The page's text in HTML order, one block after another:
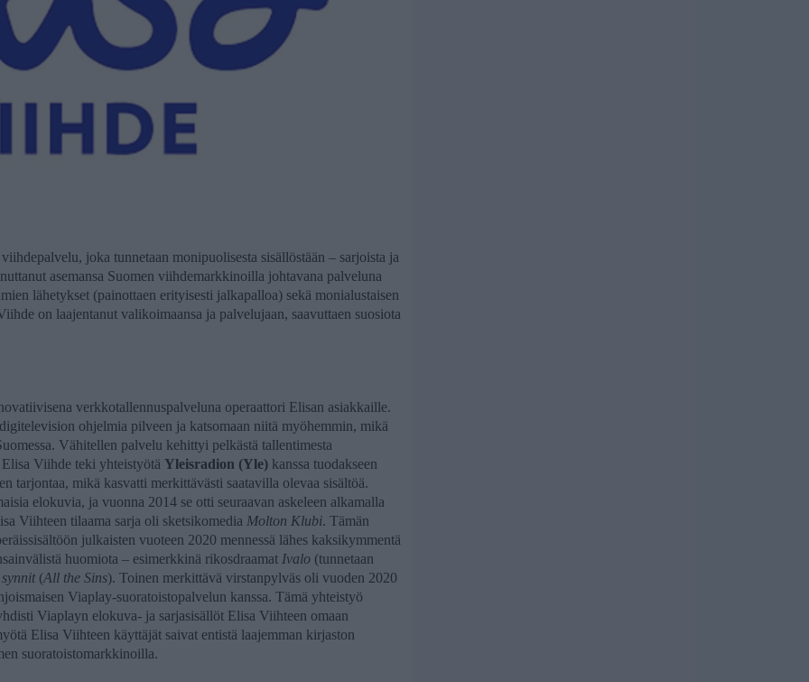
joka tunnetaan monipuolisesta sisällöstään – sarjoista ja
asemansa Suomen viihdemarkkinoilla johtavana palveluna
lähetykset (painottaen erityisesti jalkapalloa) sekä monialustaisen
on laajentanut valikoimaansa ja palvelujaan, saavuttaen suosiota
verkkotallennuspalveluna operaattori Elisan asiakkaille.
ohjelmia pilveen ja katsomaan niitä myöhemmin, mikä
Vähitellen palvelu kehittyi pelkästä tallentimesta
Viihde teki yhteistyötä Yleisradion (Yle)kanssa tuodakseen
tarjontaa, mikä kasvatti merkittävästi saatavilla olevaa sisältöä.
elokuvia, ja vuonna 2014 se otti seuraavan askeleen alkamalla
Viihteen tilaama sarja oli sketsikomedia Molton Klubi. Tämän
julkaisten vuoteen 2020 mennessä lähes kaksikymmentä
huomiota – esimerkkinä rikosdraamat Ivalo(tunnetaan
(All the Sins). Toinen merkittävä virstanpylväs oli vuoden 2020
Viaplay-suoratoistopalvelun kanssa. Tämä yhteistyö
Viaplayn elokuva- ja sarjasisällöt Elisa Viihteen omaan
Elisa Viihteen käyttäjät saivat entistä laajemman kirjaston
suoratoistomarkkinoilla.